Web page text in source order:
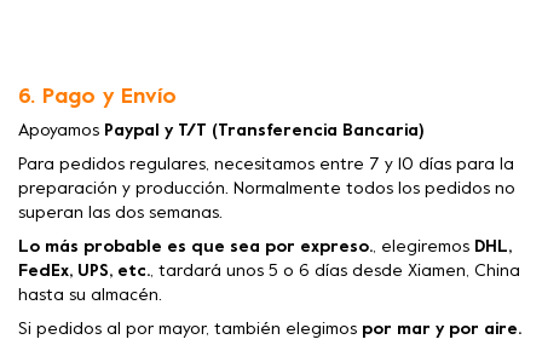
6. Pago y Envío
Apoyamos Paypal y T/T (Transferencia Bancaria)
Para pedidos regulares, necesitamos entre 7 y 10 días para la
preparación y producción. Normalmente todos los pedidos no
superan las dos semanas.
Lo más probable es que sea por expreso., elegiremos DHL,
FedEx, UPS, etc., tardará unos 5 o 6 días desde Xiamen, China
hasta su almacén.
Si pedidos al por mayor, también elegimos por mar y por aire.